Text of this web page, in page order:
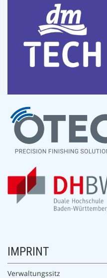
IMPRINT
Verwaltungssitz